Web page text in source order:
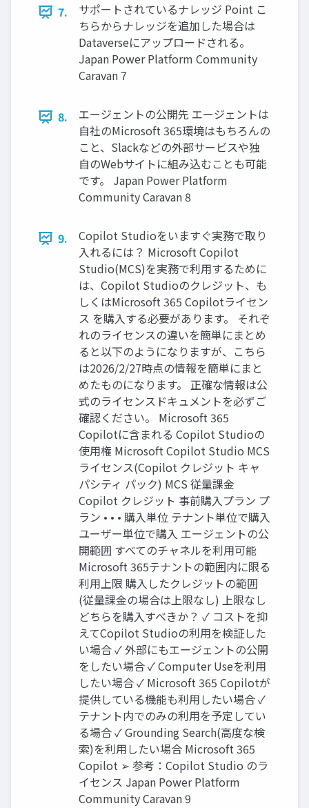
7.
サポートされているナレッジ Point こ
ちらからナレッジを追加した場合は
Dataverseにアップロードされる。
Japan Power Platform Community
Caravan 7
8.
エージェントの公開先 エージェントは
自社のMicrosoft 365環境はもちろんの
こと、Slackなどの外部サービスや独
自のWebサイトに組み込むことも可能
です。 Japan Power Platform
Community Caravan 8
9.
Copilot Studioをいますぐ実務で取り
入れるには？ Microsoft Copilot
Studio(MCS)を実務で利用するために
は、Copilot Studioのクレジット、も
しくはMicrosoft 365 Copilotライセン
ス を購入する必要があります。 それぞ
れのライセンスの違いを簡単にまとめ
ると以下のようになりますが、こちら
は2026/2/27時点の情報を簡単にまと
めたものになります。 正確な情報は公
式のライセンスドキュメントを必ずご
確認ください。 Microsoft 365
Copilotに含まれる Copilot Studioの
使用権 Microsoft Copilot Studio MCS
ライセンス(Copilot クレジット キャ
パシティ パック) MCS 従量課金
Copilot クレジット 事前購入プラン プ
ラン • • • 購入単位 テナント単位で購入
ユーザー単位で購入 エージェントの公
開範囲 すべてのチャネルを利用可能
Microsoft 365テナントの範囲内に限る
利用上限 購入したクレジットの範囲
(従量課金の場合は上限なし) 上限なし
どちらを購入すべきか？ ✓ コストを抑
えてCopilot Studioの利用を検証した
い場合 ✓ 外部にもエージェントの公開
をしたい場合 ✓ Computer Useを利用
したい場合 ✓ Microsoft 365 Copilotが
提供している機能も利用したい場合 ✓
テナント内でのみの利用を予定してい
る場合 ✓ Grounding Search(高度な検
索)を利用したい場合 Microsoft 365
Copilot ➢ 参考：Copilot Studio のラ
イセンス Japan Power Platform
Community Caravan 9